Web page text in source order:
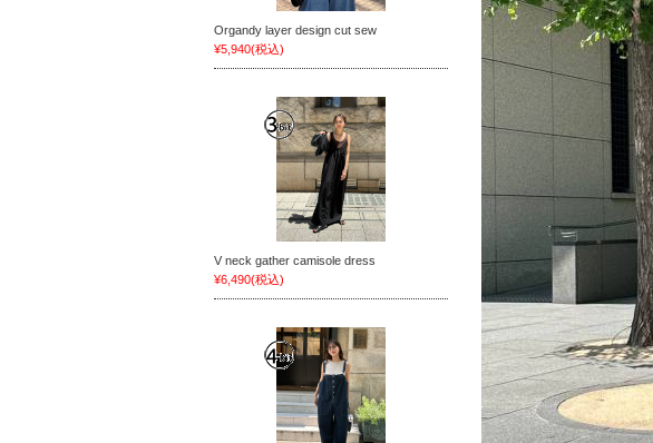
Organdy layer design cut sew
¥5,940(税込)
V neck gather camisole dress
¥6,490(税込)